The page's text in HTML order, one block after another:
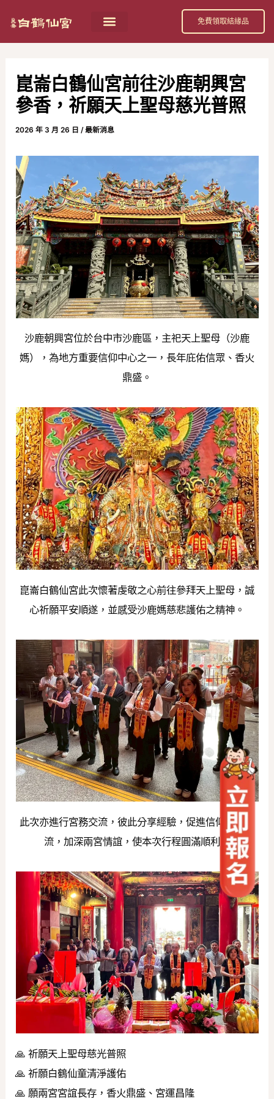
免費領取結緣品
崑崙白鶴仙宮前往沙鹿朝興宮
參香，祈願天上聖母慈光普照
2026 年 3 月 26 日/最新消息
沙鹿朝興宮位於台中市沙鹿區，主祀天上聖母（沙鹿
媽），為地方重要信仰中心之一，長年庇佑信眾、香火
鼎盛。
崑崙白鶴仙宮此次懷著虔敬之心前往參拜天上聖母，誠
心祈願平安順遂，並感受沙鹿媽慈悲護佑之精神。
此次亦進行宮務交流，彼此分享經驗，促進信仰文化交
流，加深兩宮情誼，使本次行程圓滿順利。
🙏 祈願天上聖母慈光普照
🙏 祈願白鶴仙童清淨護佑
🙏 願兩宮宮誼長存，香火鼎盛、宮運昌隆
navigation